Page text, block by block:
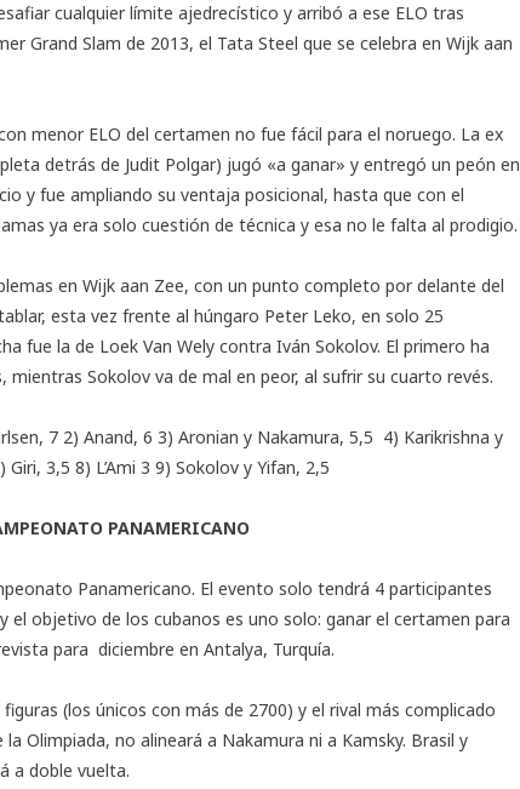
cualquier límite ajedrecístico y arribó a ese ELO tras
Grand Slam de 2013, el Tata Steel que se celebra en Wijk aan
menor ELO del certamen no fue fácil para el noruego. La ex
detrás de Judit Polgar) jugó «a ganar» y entregó un peón en
y fue ampliando su ventaja posicional, hasta que con el
ya era solo cuestión de técnica y esa no le falta al prodigio.
en Wijk aan Zee, con un punto completo por delante del
esta vez frente al húngaro Peter Leko, en solo 25
fue la de Loek Van Wely contra Iván Sokolov. El primero ha
Sokolov va de mal en peor, al sufrir su cuarto revés.
7 2) Anand, 6 3) Aronian y Nakamura, 5,5 4) Karikrishna y
3,5 8) L’Ami 3 9) Sokolov y Yifan, 2,5
PANAMERICANO
Panamericano. El evento solo tendrá 4 participantes
objetivo de los cubanos es uno solo: ganar el certamen para
para diciembre en Antalya, Turquía.
(los únicos con más de 2700) y el rival más complicado
Olimpiada, no alineará a Nakamura ni a Kamsky. Brasil y
a doble vuelta.